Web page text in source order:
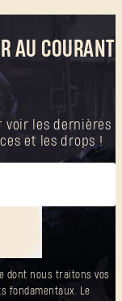
AU COURANT
voir les dernières
et les drops !
dont nous traitons vos
fondamentaux. Le